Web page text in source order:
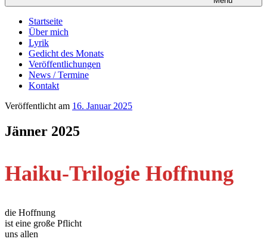
Startseite
Über mich
Lyrik
Gedicht des Monats
Veröffentlichungen
News / Termine
Kontakt
Veröffentlicht am 16. Januar 2025
Jänner 2025
Haiku-Trilogie Hoffnung
die Hoffnung
ist eine große Pflicht
uns allen